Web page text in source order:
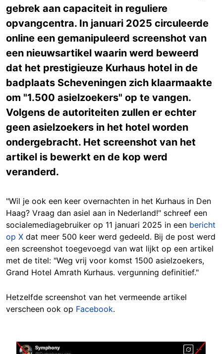
gebrek aan capaciteit in reguliere
opvangcentra. In januari 2025 circuleerde
online een gemanipuleerd screenshot van
een nieuwsartikel waarin werd beweerd
dat het prestigieuze Kurhaus hotel in de
badplaats Scheveningen zich klaarmaakte
om "1.500 asielzoekers" op te vangen.
Volgens de autoriteiten zullen er echter
geen asielzoekers in het hotel worden
ondergebracht. Het screenshot van het
artikel is bewerkt en de kop werd
veranderd.
"Wil je ook een keer overnachten in het Kurhaus in Den
Haag? Vraag dan asiel aan in Nederland!" schreef een
socialemediagebruiker op 11 januari 2025 in een bericht
op X dat meer 500 keer werd gedeeld. Bij de post werd
een screenshot toegevoegd van wat lijkt op een artikel
met de titel: "Weg vrij voor komst 1500 asielzoekers,
Grand Hotel Amrath Kurhaus. vergunning definitief."
Hetzelfde screenshot van het vermeende artikel
verscheen ook op Facebook.
Image